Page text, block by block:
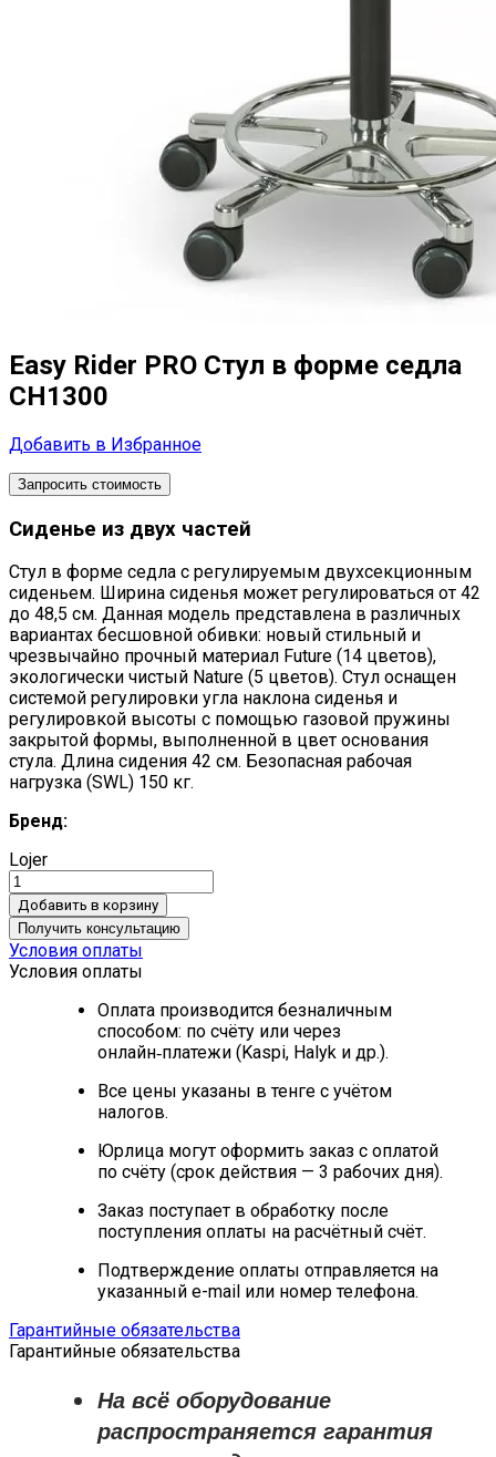
Easy Rider PRO Стул в форме седла
CH1300
Добавить в Избранное
Запросить стоимость
Сиденье из двух частей
Стул в форме седла с регулируемым двухсекционным
сиденьем. Ширина сиденья может регулироваться от 42
до 48,5 см. Данная модель представлена в различных
вариантах бесшовной обивки: новый стильный и
чрезвычайно прочный материал Future (14 цветов),
экологически чистый Nature (5 цветов). Стул оснащен
системой регулировки угла наклона сиденья и
регулировкой высоты с помощью газовой пружины
закрытой формы, выполненной в цвет основания
стула. Длина сидения 42 см. Безопасная рабочая
нагрузка (SWL) 150 кг.
Бренд:
Lojer
Добавить в корзину
Получить консультацию
Условия оплаты
Условия оплаты
Оплата производится безналичным
способом: по счёту или через
онлайн‑платежи (Kaspi, Halyk и др.).
Все цены указаны в тенге с учётом
налогов.
Юрлица могут оформить заказ с оплатой
по счёту (срок действия — 3 рабочих дня).
Заказ поступает в обработку после
поступления оплаты на расчётный счёт.
Подтверждение оплаты отправляется на
указанный e-mail или номер телефона.
Гарантийные обязательства
Гарантийные обязательства
На всё оборудование
распространяется гарантия